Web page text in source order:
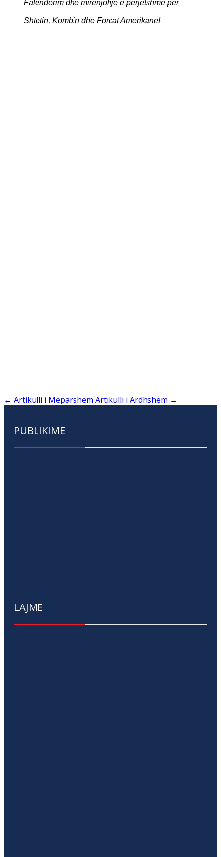
Falënderim dhe mirënjohje e përjetshme për
Shtetin, Kombin dhe Forcat Amerikane!
← Artikulli i Mëparshëm Artikulli i Ardhshëm →
PUBLIKIME
LAJME